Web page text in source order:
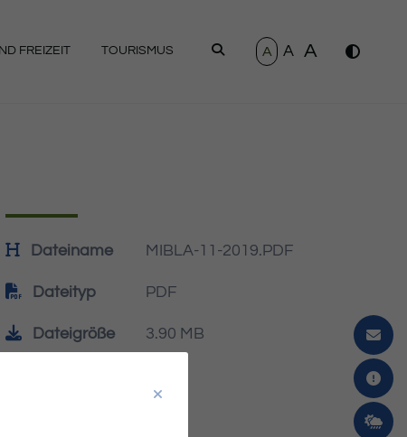
FREIZEIT TOURISMUS SUCHEN
A A A
Dateiname MIBLA-11-2019.PDF
Dateityp PDF
Dateigröße 3.90 MB